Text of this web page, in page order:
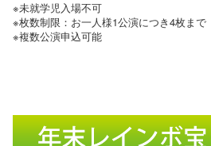
※未就学児入場不可
※枚数制限：お一人様1公演につき4枚まで
※複数公演申込可能